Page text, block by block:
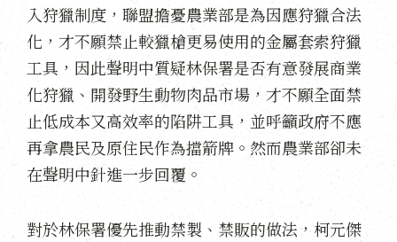
入狩獵制度，聯盟擔憂農業部是為因應狩獵合法
化，才不願禁止較獵槍更易使用的金屬套索狩獵
工具，因此聲明中質疑林保署是否有意發展商業
化狩獵、開發野生動物肉品市場，才不願全面禁
止低成本又高效率的陷阱工具，並呼籲政府不應
再拿農民及原住民作為擋箭牌。然而農業部卻未
在聲明中針進一步回覆。
對於林保署優先推動禁製、禁販的做法，柯元傑